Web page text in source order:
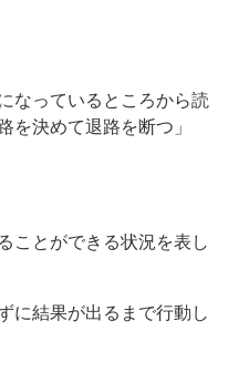
っているところから読
を決めて退路を断つ」
とができる状況を表し
に結果が出るまで行動し